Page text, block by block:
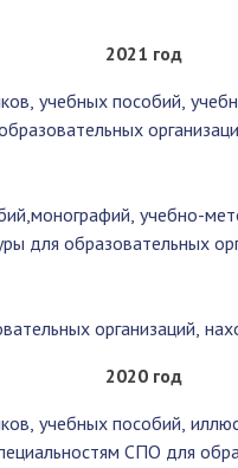
2021 год
учебных пособий,
учебно-
для образовательных
организаций,
2020 год
учебных пособий,
СПО для